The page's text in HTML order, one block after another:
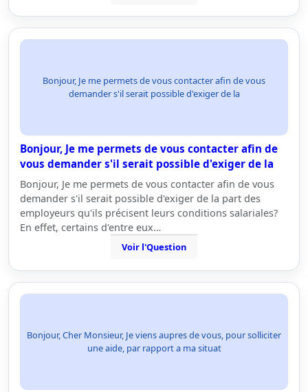
Bonjour, Je me permets de vous contacter afin de vous
demander s'il serait possible d'exiger de la
Bonjour, Je me permets de vous contacter afin de
vous demander s'il serait possible d'exiger de la
Bonjour, Je me permets de vous contacter afin de vous
demander s'il serait possible d'exiger de la part des
employeurs qu'ils précisent leurs conditions salariales?
En effet, certains d'entre eux…
Voir l'Question
Bonjour, Cher Monsieur, Je viens aupres de vous, pour solliciter
une aide, par rapport a ma situat